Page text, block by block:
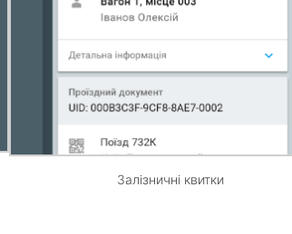
Залізничні квитки